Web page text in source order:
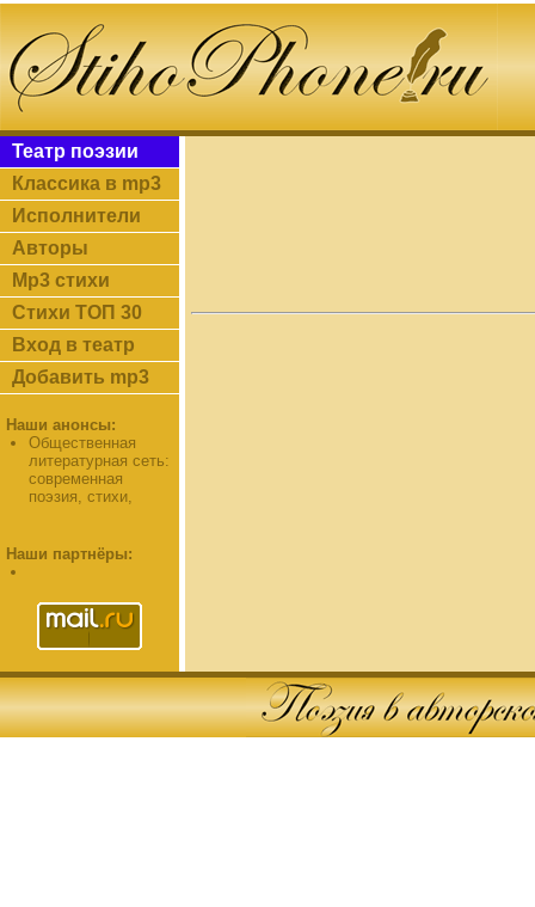
Театр поэзии
Классика в mp3
Исполнители
Авторы
Mp3 стихи
Стихи ТОП 30
Вход в театр
Добавить mp3
Наши анонсы:
Общественная
литературная сеть:
современная
поэзия, стихи,
Наши партнёры: